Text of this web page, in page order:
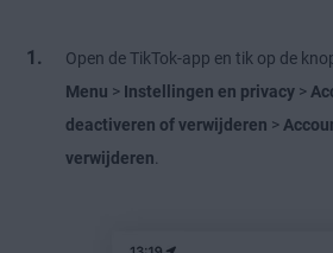
Open de TikTok-app en tik op de
Menu > Instellingen en privacy >
deactiveren of verwijderen >
verwijderen.